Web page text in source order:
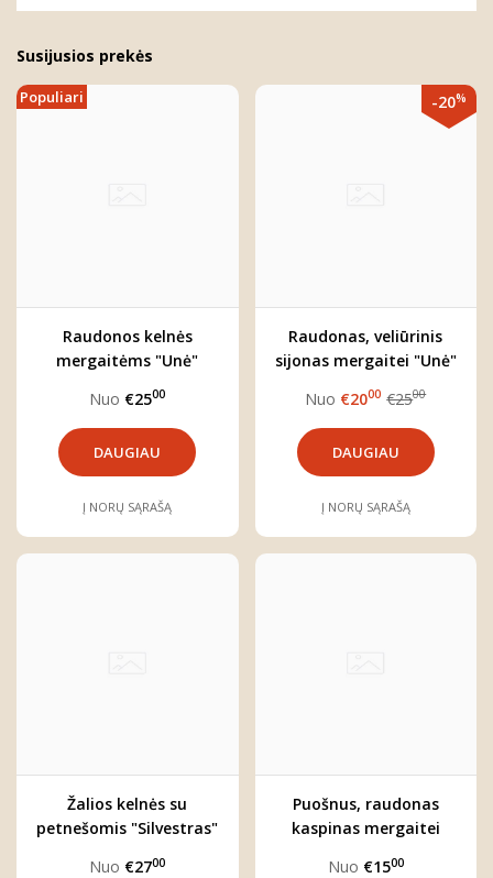
Susijusios prekės
Populiari
Raudonos kelnės
mergaitėms "Unė"
Nuo €2500
DAUGIAU
Į NORŲ SĄRAŠĄ
-20%
Raudonas, veliūrinis
sijonas mergaitei "Unė"
Nuo €2000 €2500
DAUGIAU
Į NORŲ SĄRAŠĄ
Žalios kelnės su
petnešomis "Silvestras"
Nuo €2700
Puošnus, raudonas
kaspinas mergaitei
Nuo €1500